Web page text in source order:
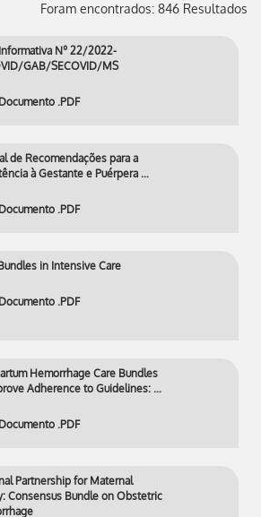
Foram encontrados: 846 Resultados
Nº 22/2022-
GAB/SECOVID/MS
.PDF
de Recomendações para a
à Gestante e Puérpera …
.PDF
in Intensive Care
.PDF
Hemorrhage Care Bundles
Adherence to Guidelines: …
.PDF
Partnership for Maternal
Consensus Bundle on Obstetric